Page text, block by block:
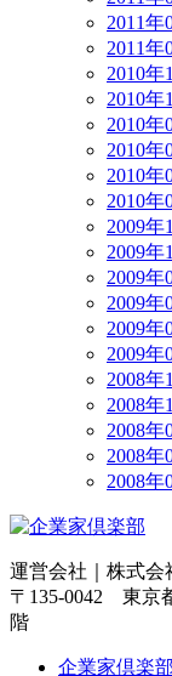
2011年
2011年
2010年
2010年
2010年
2010年
2010年
2010年
2009年
2009年
2009年
2009年
2009年
2009年
2008年
2008年
2008年
2008年
2008年
運営会社｜ 株式会
〒135-0042 東京
階
企業家倶楽部